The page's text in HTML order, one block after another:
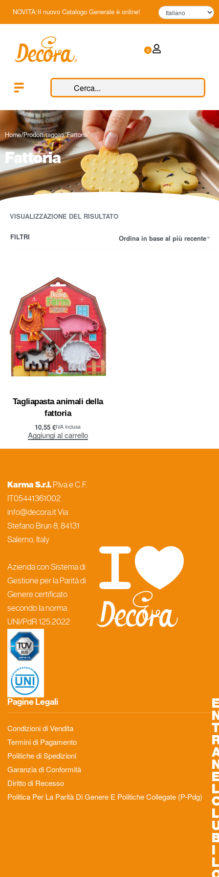
NOVITÀ:Il nuovo Catalogo Generale è online!
0
Home/Prodotti taggati “Fattoria”
Fattoria
VISUALIZZAZIONE DEL RISULTATO
Ordina in base al più recente
FILTRI
Tagliapasta animali della
fattoria
10,55€IVA inclusa
Aggiungi al carrello
Karma S.r.l. P.Iva e C.F.
IT05441361002
info@decora.it Via
Stefano Brun 8, 84131
Salerno, Italy
Azienda con Sistema di
Gestione per la Parità di
Genere certificato
secondo la norma
UNI/PdR 125:2022
Pagine Legali
Condizioni di Vendita
Termini di Pagamento
Politiche di Spedizioni
Garanzia di Conformità
Diritto di Recesso
Politica Per La Parità Di Genere E Politiche Collegate (P-Pdg)
L
L
I
L